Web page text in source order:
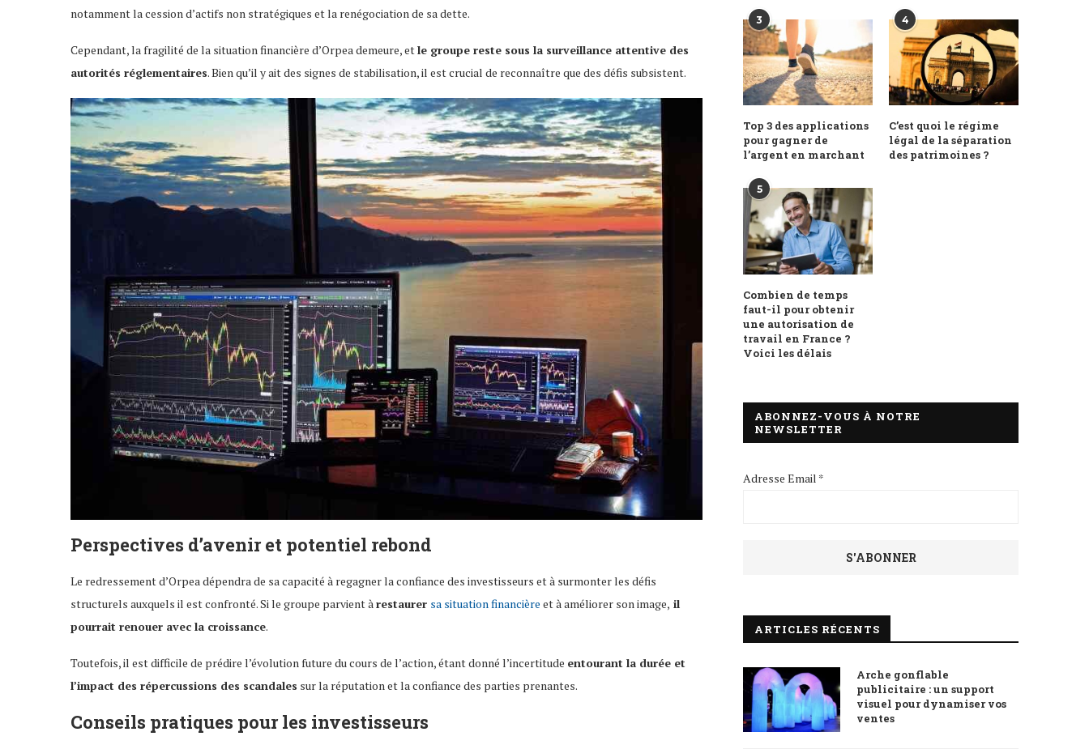
notamment la cession d’actifs non stratégiques et la renégociation de sa dette.
Cependant, la fragilité de la situation financière d’Orpea demeure, etle groupe reste sous la surveillance attentive des
autorités réglementaires. Bien qu’il y ait des signes de stabilisation, il est crucial de reconnaître que des défis subsistent.
Perspectives d’avenir et potentiel rebond
Le redressement d’Orpea dépendra de sa capacité à regagner la confiance des investisseurs et à surmonter les défis
structurels auxquels il est confronté. Si le groupe parvient à restaurer sa situation financière et à améliorer son image, il
pourrait renouer avec la croissance.
Toutefois, il est difficile de prédire l’évolution future du cours de l’action, étant donné l’incertitude entourant la durée et
l’impact des répercussions des scandales sur la réputation et la confiance des parties prenantes.
Conseils pratiques pour les investisseurs
3
Top 3 des applications
pour gagner de
l’argent en marchant
4
C’est quoi le régime
légal de la séparation
des patrimoines ?
5
Combien de temps
faut-il pour obtenir
une autorisation de
travail en France ?
Voici les délais
ABONNEZ-VOUS À NOTRE
NEWSLETTER
Adresse Email *
ARTICLES RÉCENTS
Arche gonflable
publicitaire : un support
visuel pour dynamiser vos
ventes